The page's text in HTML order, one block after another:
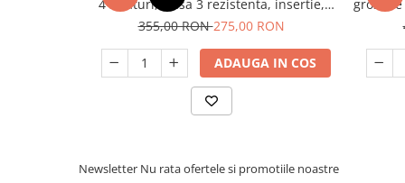
Unelte Gradinarit
Ventilatoare & Sisteme Racire
Aparate de aer conditionat
Incubatoare oua
4 straturi, clasa 3 rezistenta, insertie,
GF-2119
355,00 RON275,00 RON
ADAUGA IN COS
Newsletter Nu rata ofertele si promotiile noastre